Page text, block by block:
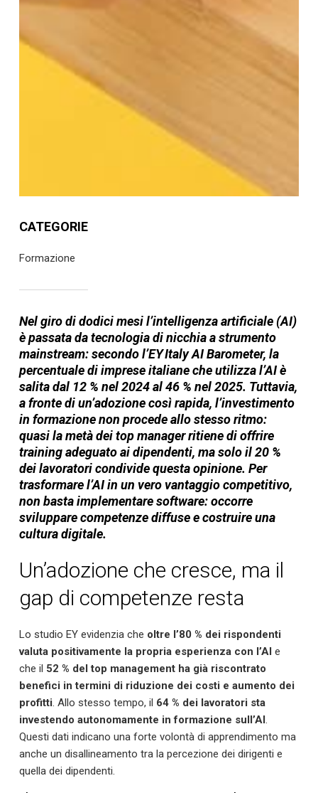
CATEGORIE
Formazione
Nel giro di dodici mesi l’intelligenza artificiale (AI)
è passata da tecnologia di nicchia a strumento
mainstream: secondo l’EY Italy AI Barometer, la
percentuale di imprese italiane che utilizza l’AI è
salita dal 12 % nel 2024 al 46 % nel 2025. Tuttavia,
a fronte di un’adozione così rapida, l’investimento
in formazione non procede allo stesso ritmo:
quasi la metà dei top manager ritiene di offrire
training adeguato ai dipendenti, ma solo il 20 %
dei lavoratori condivide questa opinione. Per
trasformare l’AI in un vero vantaggio competitivo,
non basta implementare software: occorre
sviluppare competenze diffuse e costruire una
cultura digitale.
Un’adozione che cresce, ma il
gap di competenze resta
Lo studio EY evidenzia che oltre l’80 % dei rispondenti
valuta positivamente la propria esperienza con l’AI e
che il 52 % del top management ha già riscontrato
benefici in termini di riduzione dei costi e aumento dei
profitti. Allo stesso tempo, il 64 % dei lavoratori sta
investendo autonomamente in formazione sull’AI.
Questi dati indicano una forte volontà di apprendimento ma
anche un disallineamento tra la percezione dei dirigenti e
quella dei dipendenti.